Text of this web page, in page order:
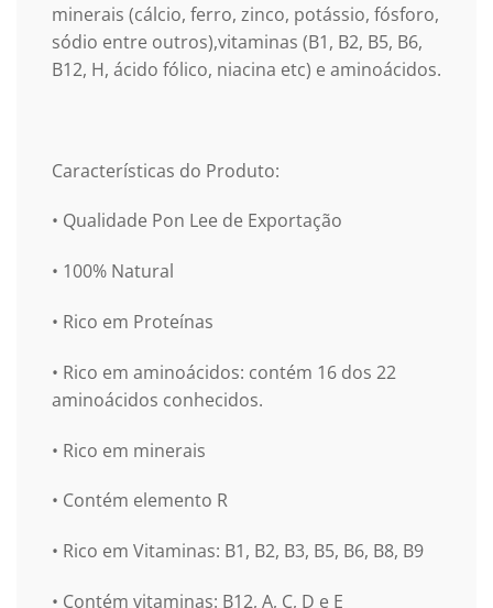
minerais (cálcio, ferro, zinco, potássio, fósforo,
sódio entre outros),vitaminas (B1, B2, B5, B6,
B12, H, ácido fólico, niacina etc) e aminoácidos.
Características do Produto:
• Qualidade Pon Lee de Exportação
• 100% Natural
• Rico em Proteínas
• Rico em aminoácidos: contém 16 dos 22
aminoácidos conhecidos.
• Rico em minerais
• Contém elemento R
• Rico em Vitaminas: B1, B2, B3, B5, B6, B8, B9
• Contém vitaminas: B12, A, C, D e E